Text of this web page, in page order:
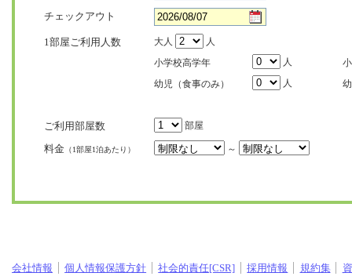
チェックアウト
1部屋ご利用人数 大人
人
小学校高学年
人
幼児（食事のみ）
人
ご利用部屋数 部屋
料金 （1部屋1泊あたり） ～
会社情報 個人情報保護方針 社会的責任[CSR] 採用情報 規約集